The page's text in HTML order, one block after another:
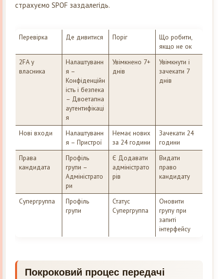
страхуємо SPOF заздалегідь.
Перевірка Де дивитися Поріг
Що робити,
якщо не ок
2FA у
власника
Налаштуванн
я –
Конфіденційн
ість і безпека
– Двоетапна
аутентифікаці
я
Увімкнено 7+
днів
Увімкнути і
зачекати 7
днів
Нові входи
Налаштуванн
я – Пристрої
Немає нових
за 24 години
Зачекати 24
години
Права
кандидата
Профіль
групи –
Адміністрато
ри
Є Додавати
адміністрато
рів
Видати
право
кандидату
Супергруппа
Профіль
групи
Статус
Супергруппа
Оновити
групу при
запиті
інтерфейсу
Покроковий процес передачі